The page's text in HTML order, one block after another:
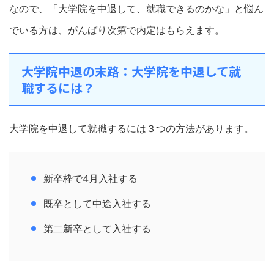
なので、「大学院を中退して、就職できるのかな」と悩ん
でいる方は、がんばり次第で内定はもらえます。
大学院中退の末路：大学院を中退して就
職するには？
大学院を中退して就職するには３つの方法があります。
新卒枠で4月入社する
既卒として中途入社する
第二新卒として入社する